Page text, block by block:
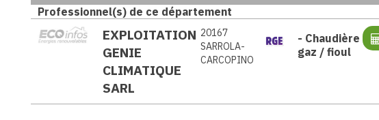
Professionnel(s) de ce département
EXPLOITATION
GENIE
CLIMATIQUE
SARL
20167
SARROLA-
CARCOPINO
- Chaudière
gaz / fioul